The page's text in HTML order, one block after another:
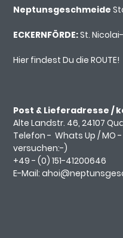
Neptunsgeschmeide
ECKERNFÖRDE:St.
Hier findest Du die ROUTE!
Post & Lieferadresse /
Alte Landstr. 46, 24107
Telefon -Whats Up / MO -
versuchen:-)
+49 - (0)151-41200646
E-Mail: